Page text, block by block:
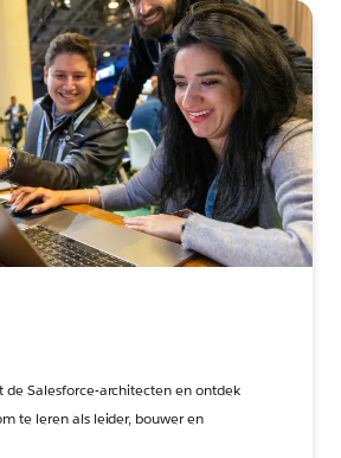
de Salesforce-architecten en ontdek
te leren als leider, bouwer en